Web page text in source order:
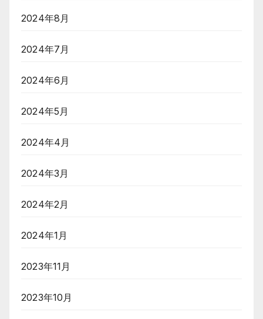
2024年8月
2024年7月
2024年6月
2024年5月
2024年4月
2024年3月
2024年2月
2024年1月
2023年11月
2023年10月